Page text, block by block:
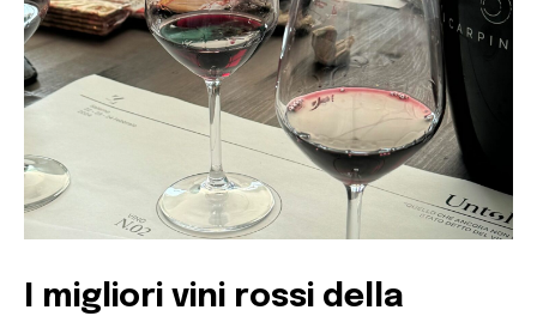
I migliori vini rossi della